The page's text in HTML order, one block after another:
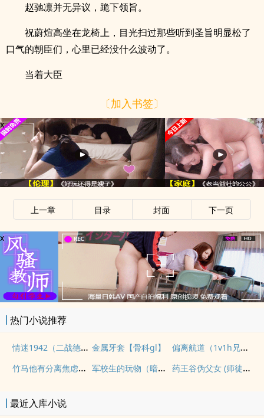
赵驰凛并无异议，跪下领旨。
祝蔚煊高坐在龙椅上，目光扫过那些听到圣旨明显松了
口气的朝臣们，心里已经没什么波动了。
当着大臣
〔加入书签〕
x
上一章 目录 封面 下一页
x
热门小说推荐
情迷1942（二战德国） 金属牙套【骨科gl】
偏离航道（1v1h兄妹骨科bg）
竹马他有分离焦虑（1v1）
军校生的玩物（暗黑NPH） 药王谷伪父女 (师徒养成)
最近入库小说